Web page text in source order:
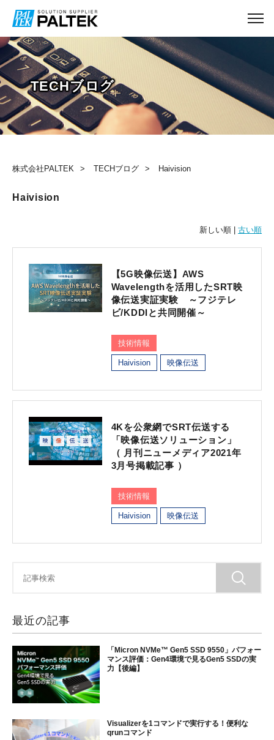
株式会社PALTEK TECHブログ Haivision
TECHブログ
Haivision
新しい順 | 古い順
【5G映像伝送】AWS
Wavelengthを活用したSRT映
像伝送実証実験 ～フジテレ
ビ/KDDIと共同開催～
技術情報
Haivision 映像伝送
4Kを公衆網でSRT伝送する
「映像伝送ソリューション」
（ 月刊ニューメディア2021年
3月号掲載記事 ）
技術情報
Haivision 映像伝送
最近の記事
「Micron NVMe™ Gen5 SSD 9550」パフォー
マンス評価：Gen4環境で見るGen5 SSDの実
力【後編】
Visualizerを1コマンドで実行する！便利な
qrunコマンド